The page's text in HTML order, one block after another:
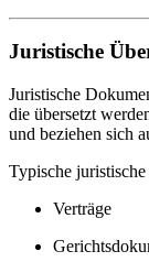
Juristische
Juristische
die übersetzt
und beziehen sich
Typische
Verträge